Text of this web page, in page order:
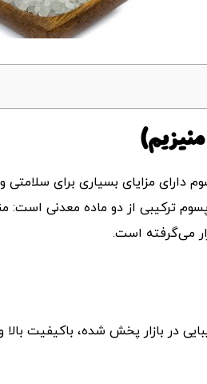
دارای مزایای بسیاری برای
می‌گرفته است.
در بازار پخش شده، باکیفیت بالا